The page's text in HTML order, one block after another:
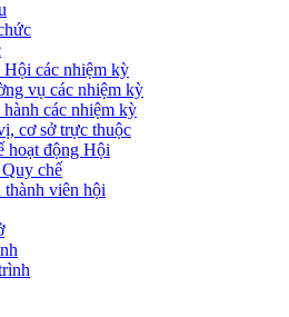
Hội các nhiệm kỳ
vụ các nhiệm kỳ
hành các nhiệm kỳ
cơ sở trực thuộc
hoạt động Hội
chế
thành viên hội